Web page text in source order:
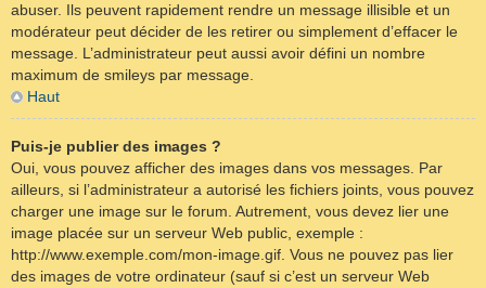
abuser. Ils peuvent rapidement rendre un message illisible et un
modérateur peut décider de les retirer ou simplement d’effacer le
message. L’administrateur peut aussi avoir défini un nombre
maximum de smileys par message.
Haut
Puis-je publier des images ?
Oui, vous pouvez afficher des images dans vos messages. Par
ailleurs, si l’administrateur a autorisé les fichiers joints, vous pouvez
charger une image sur le forum. Autrement, vous devez lier une
image placée sur un serveur Web public, exemple :
http://www.exemple.com/mon-image.gif. Vous ne pouvez pas lier
des images de votre ordinateur (sauf si c’est un serveur Web